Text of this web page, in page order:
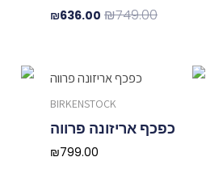
₪749.00
₪636.00
BIRKENSTOCK
כפכף אריזונה פרווה
₪799.00